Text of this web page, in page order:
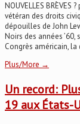
NOUVELLES
vétéran des droits
dépouilles de John
Noirs des années
Congrès américain,
Plus/More →
Un record:
19 aux États-